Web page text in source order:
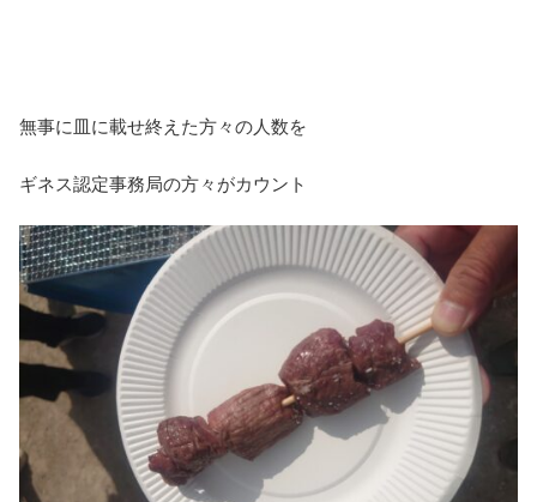
無事に皿に載せ終えた方々の人数を
ギネス認定事務局の方々がカウント